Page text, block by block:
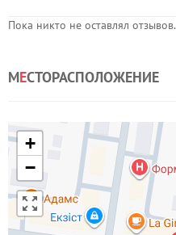
Пока никто не оставлял отзывов.
МЕСТОРАСПОЛОЖЕНИЕ
+
−